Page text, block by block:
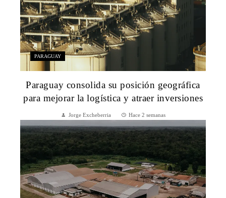
PARAGUAY
Paraguay consolida su posición geográfica
para mejorar la logística y atraer inversiones
Jorge Excheberria Hace 2 semanas